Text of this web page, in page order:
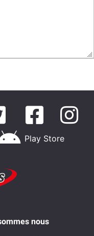
Play Store
nous